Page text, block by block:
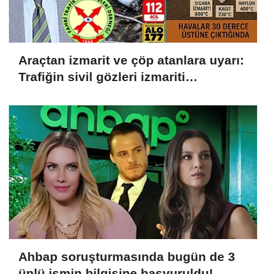
Araçtan izmarit ve çöp atanlara uyarı:
Trafiğin sivil gözleri izmariti
Ahbap soruşturmasında bugün de 3